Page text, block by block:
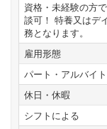
資格・未経験の方
談可！ 特養又はデ
務となります。
雇用形態
パート・アルバイト
休日・休暇
シフトによる